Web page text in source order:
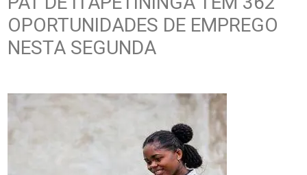
OPORTUNIDADES DE EMPREGO
NESTA SEGUNDA